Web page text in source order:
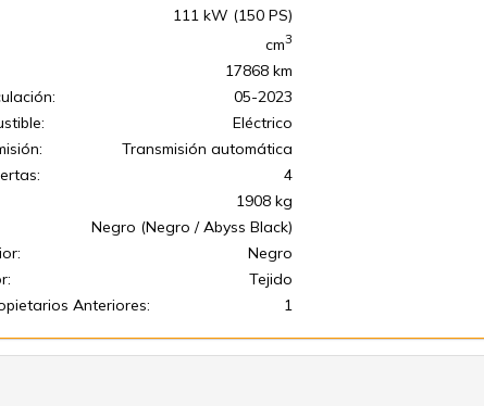
111 kW (150 PS)
cm3
17868 km
05-2023
Eléctrico
Transmisión automática
4
1908 kg
Negro (Negro / Abyss Black)
Negro
Tejido
Anteriores:
1